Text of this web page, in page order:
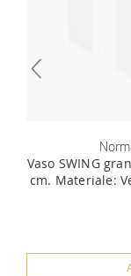
Vaso SWING
cm. Materiale: